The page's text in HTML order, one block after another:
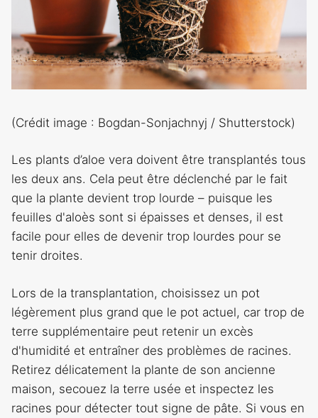
(Crédit image : Bogdan-Sonjachnyj / Shutterstock)
Les plants d’aloe vera doivent être transplantés tous
les deux ans. Cela peut être déclenché par le fait
que la plante devient trop lourde – puisque les
feuilles d'aloès sont si épaisses et denses, il est
facile pour elles de devenir trop lourdes pour se
tenir droites.
Lors de la transplantation, choisissez un pot
légèrement plus grand que le pot actuel, car trop de
terre supplémentaire peut retenir un excès
d'humidité et entraîner des problèmes de racines.
Retirez délicatement la plante de son ancienne
maison, secouez la terre usée et inspectez les
racines pour détecter tout signe de pâte. Si vous en